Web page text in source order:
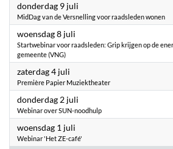
donderdag 9 juli
MidDag van de Versnelling voor raadsleden wonen
woensdag 8 juli
Startwebinar voor raadsleden: Grip krijgen op de
gemeente (VNG)
zaterdag 4 juli
Première Papier Muziektheater
donderdag 2 juli
Webinar over SUN-noodhulp
woensdag 1 juli
Webinar 'Het ZE-café'